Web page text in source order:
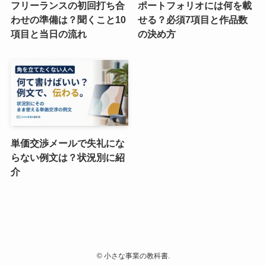
フリーランスの初回打ち合
わせの準備は？聞くこと10
項目と当日の流れ
ポートフォリオには何を載
せる？必須7項目と作品数
の決め方
単価交渉メールで失礼にな
らない例文は？状況別に紹
介
©小さな事業の教科書.